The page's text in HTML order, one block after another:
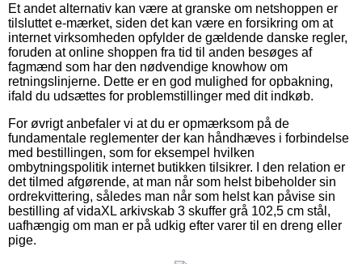
Et andet alternativ kan være at granske om netshoppen er
tilsluttet e-mærket, siden det kan være en forsikring om at
internet virksomheden opfylder de gældende danske regler,
foruden at online shoppen fra tid til anden besøges af
fagmænd som har den nødvendige knowhow om
retningslinjerne. Dette er en god mulighed for opbakning,
ifald du udsættes for problemstillinger med dit indkøb.
For øvrigt anbefaler vi at du er opmærksom på de
fundamentale reglementer der kan håndhæves i forbindelse
med bestillingen, som for eksempel hvilken
ombytningspolitik internet butikken tilsikrer. I den relation er
det tilmed afgørende, at man når som helst bibeholder sin
ordrekvittering, således man når som helst kan påvise sin
bestilling af vidaXL arkivskab 3 skuffer grå 102,5 cm stål,
uafhængig om man er på udkig efter varer til en dreng eller
pige.